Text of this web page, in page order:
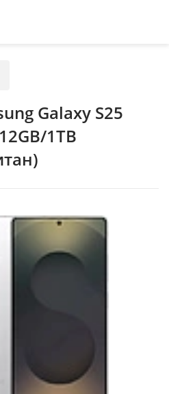
Galaxy S25
1TB